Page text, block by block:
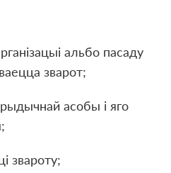
альбо пасаду
зварот;
асобы і яго
звароту;